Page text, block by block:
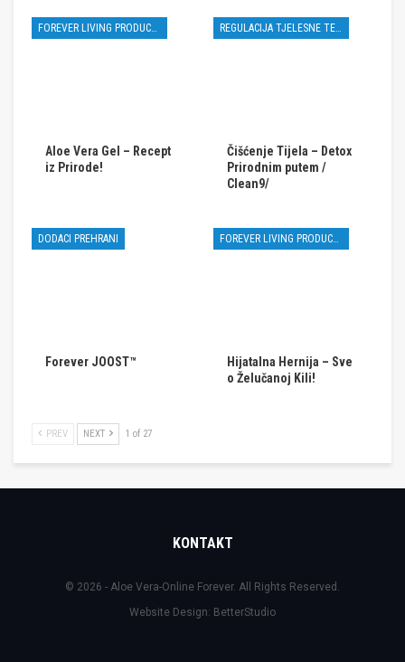
FOREVER LIVING PRODUCTS
Aloe Vera Gel – Recept
iz Prirode!
REGULACIJA TJELESNE TEŽINE
Čišćenje Tijela – Detox
Prirodnim putem /
Clean9/
DODACI PREHRANI
Forever JOOST™
Hijatalna Hernija – Sve
o Želučanoj Kili!
PREV NEXT 1 of 27
KONTAKT
© 2026 - Aloe Vera-Online Forever. All Rights Reserved.
Website Design: BetterStudio